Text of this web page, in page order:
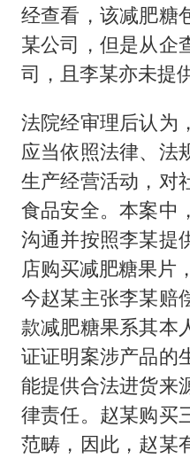
经查看，该减肥糖
某公司，但是从企
司，且李某亦未提
法院经审理后认为
应当依照法律、法
生产经营活动，对
食品安全。本案中
沟通并按照李某提
店购买减肥糖果片
今赵某主张李某赔
款减肥糖果系其本
证证明案涉产品的
能提供合法进货来
律责任。赵某购买
范畴，因此，赵某